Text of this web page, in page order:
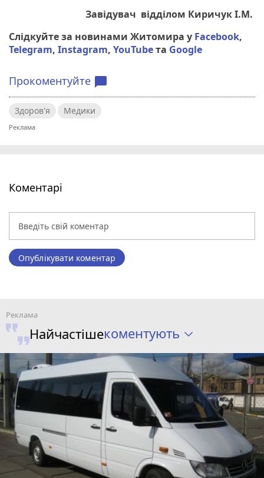
Завідувач відділом Киричук І.М.
Слідкуйте за новинами Житомира у Facebook,
Telegram, Instagram, YouTubeта Google
Прокоментуйте chat_bubble
Здоров'я Медики
Коментарі
Опублікувати коментар
Найчастішекоментують